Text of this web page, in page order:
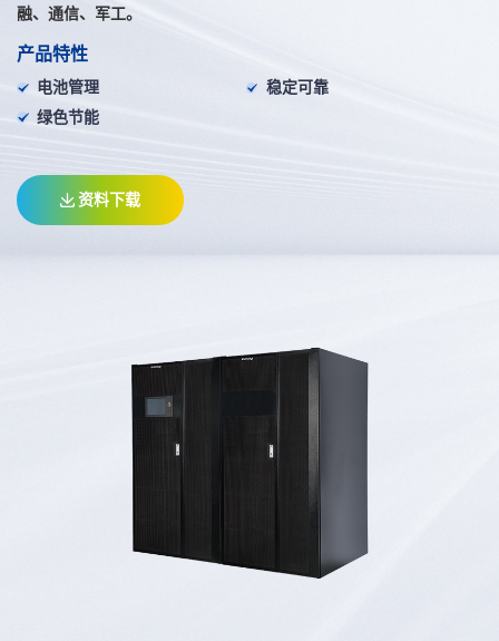
融、通信、军工。
产品特性
电池管理
稳定可靠
绿色节能
资料下载